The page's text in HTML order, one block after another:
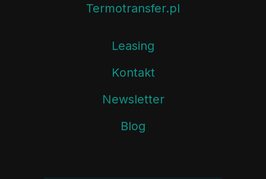
Termotransfer.pl
Leasing
Kontakt
Newsletter
Blog